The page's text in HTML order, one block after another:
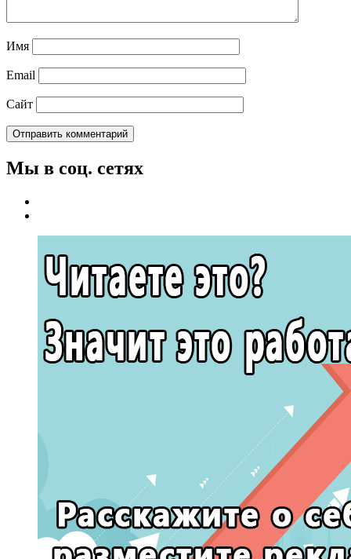
Имя
Email
Сайт
Мы в соц. сетях